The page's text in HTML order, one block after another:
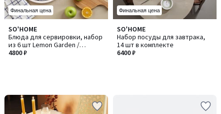
Финальная цена
SO'HOME
Блюда для сервировки, набор
из 6 шт Lemon Garden /
ЛемонГарден
4800 ₽
Финальная цена
SO'HOME
Набор посуды для завтрака,
14 шт в комплекте
6400 ₽